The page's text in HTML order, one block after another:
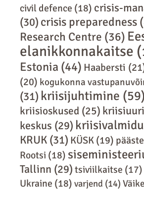
civil defence (18) crisis-
(30) crisis preparedness
Research Centre (36)
elanikkonnakaitse
Estonia (44) Haabersti
(20) kogukonna
(31) kriisijuhtimine (59)
kriisioskused (25)
keskus (29)
KRUK (31) KÜSK (19)
Rootsi (18)
Tallinn (29) tsiviilkaitse (17)
Ukraine (18) varjend (14)